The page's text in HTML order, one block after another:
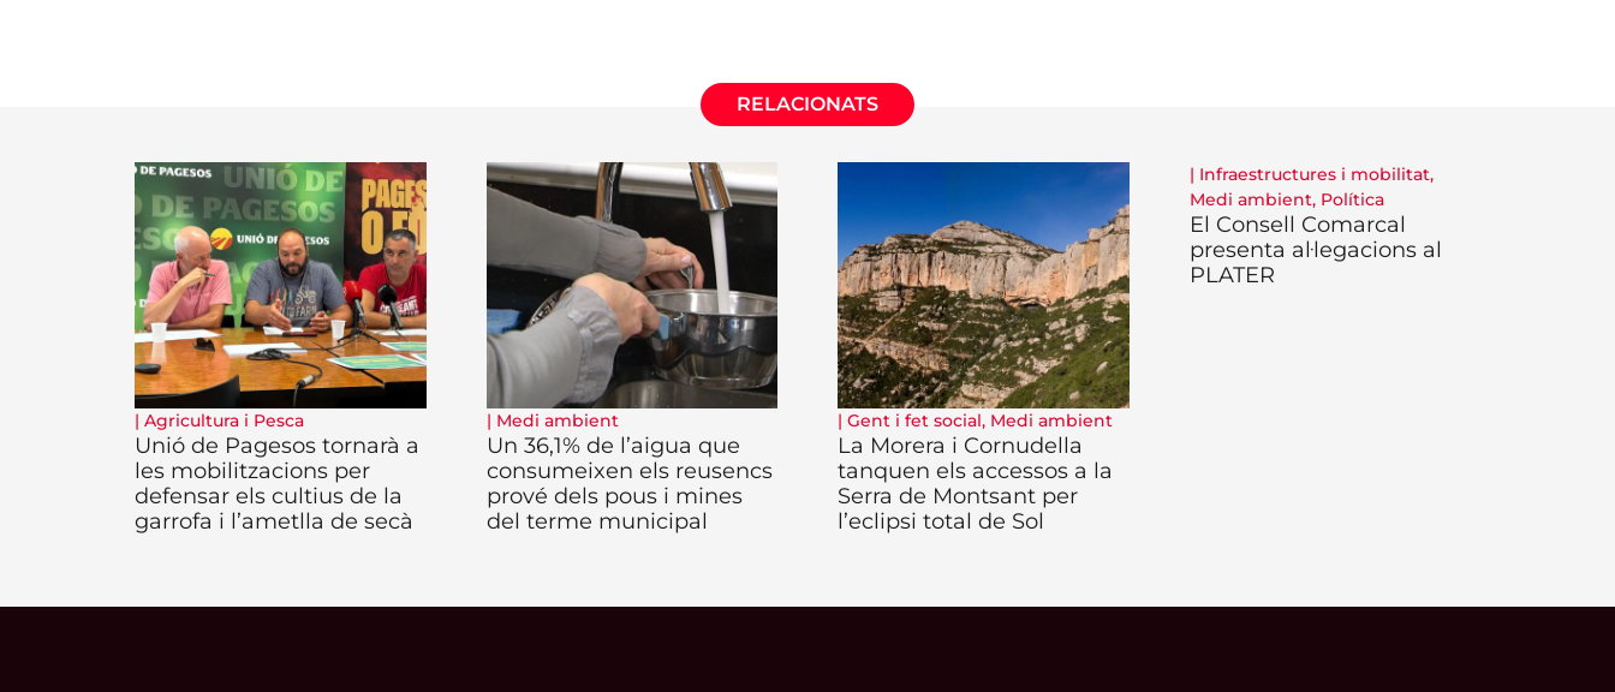
RELACIONATS
| Agricultura i Pesca
Unió de Pagesos tornarà a
les mobilitzacions per
defensar els cultius de la
garrofa i l’ametlla de secà
| Medi ambient
Un 36,1% de l’aigua que
consumeixen els reusencs
prové dels pous i mines
del terme municipal
| Gent i fet social, Medi ambient
La Morera i Cornudella
tanquen els accessos a la
Serra de Montsant per
l’eclipsi total de Sol
| Infraestructures i mobilitat,
Medi ambient, Política
El Consell Comarcal
presenta al·legacions al
PLATER